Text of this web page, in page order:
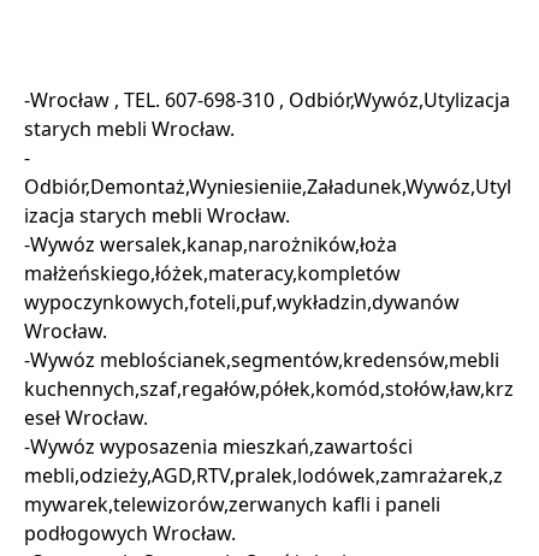
-Wrocław , TEL. 607-698-310 , Odbiór,Wywóz,Utylizacja
starych mebli Wrocław.
-
Odbiór,Demontaż,Wyniesieniie,Załadunek,Wywóz,Utyl
izacja starych mebli Wrocław.
-Wywóz wersalek,kanap,narożników,łoża
małżeńskiego,łóżek,materacy,kompletów
wypoczynkowych,foteli,puf,wykładzin,dywanów
Wrocław.
-Wywóz meblościanek,segmentów,kredensów,mebli
kuchennych,szaf,regałów,półek,komód,stołów,ław,krz
eseł Wrocław.
-Wywóz wyposazenia mieszkań,zawartości
mebli,odzieży,AGD,RTV,pralek,lodówek,zamrażarek,z
mywarek,telewizorów,zerwanych kafli i paneli
podłogowych Wrocław.